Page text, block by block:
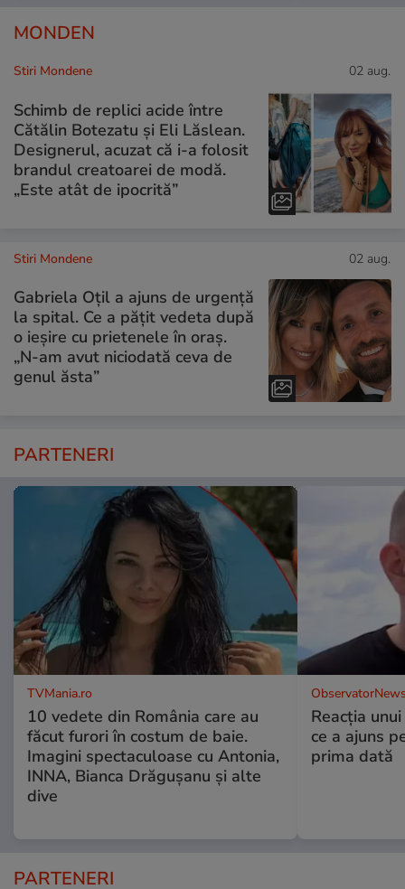
MONDEN
Stiri Mondene 02 aug.
Schimb de replici acide între
Cătălin Botezatu și Eli Lăslean.
Designerul, acuzat că i-a folosit
brandul creatoarei de modă.
„Este atât de ipocrită”
Stiri Mondene 02 aug.
Gabriela Oțil a ajuns de urgență
la spital. Ce a pățit vedeta după
o ieșire cu prietenele în oraș.
„N-am avut niciodată ceva de
genul ăsta”
PARTENERI
TVMania.ro
10 vedete din România care au
făcut furori în costum de baie.
Imagini spectaculoase cu Antonia,
INNA, Bianca Drăgușanu și alte
dive
Reacția
ce a ajuns
prima dată
PARTENERI